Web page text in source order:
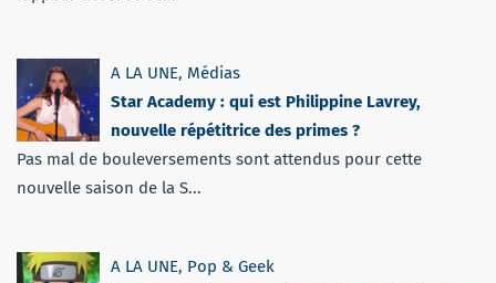
A LA UNE, Médias
Star Academy : qui est Philippine Lavrey,
nouvelle répétitrice des primes ?
Pas mal de bouleversements sont attendus pour cette
nouvelle saison de la S...
A LA UNE, Pop & Geek